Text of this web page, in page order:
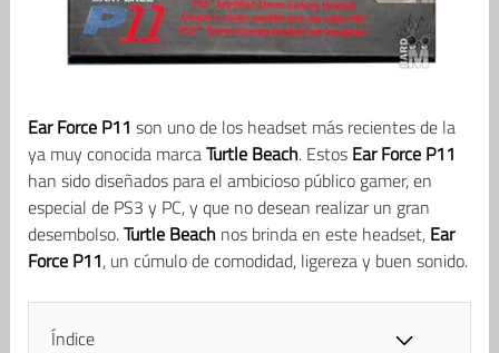
Ear Force P11 son uno de los headset más recientes de la
ya muy conocida marcaTurtle Beach. Estos Ear Force P11
han sido diseñados para el ambicioso público gamer, en
especial de PS3 y PC, y que no desean realizar un gran
desembolso.Turtle Beach nos brinda en este headset,Ear
Force P11, un cúmulo de comodidad, ligereza y buen sonido.
Índice